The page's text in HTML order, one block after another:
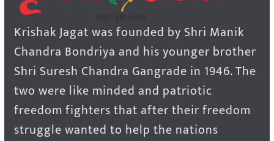
Krishak Jagat was founded by Shri Manik
Chandra Bondriya and his younger brother
Shri Suresh Chandra Gangrade in 1946. The
two were like minded and patriotic
freedom fighters that after their freedom
struggle wanted to help the nations